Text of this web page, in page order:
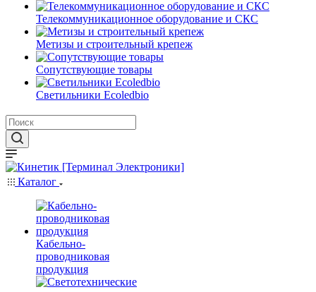
Телекоммуникационное оборудование и СКС
Метизы и строительный крепеж
Сопутствующие товары
Светильники Ecoledbio
Каталог
Кабельно-
проводниковая
продукция